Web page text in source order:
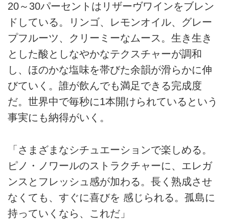
20～30パーセントはリザーヴワインをブレン
ドしている。リンゴ、レモンオイル、グレー
プフルーツ、クリーミーなムース。生き生き
とした酸としなやかなテクスチャーが調和
し、ほのかな塩味を帯びた余韻が滑らかに伸
びていく。誰が飲んでも満足できる完成度
だ。世界中で毎秒に1本開けられているという
事実にも納得がいく。
「さまざまなシチュエーションで楽しめる。
ピノ・ノワールのストラクチャーに、エレガ
ンスとフレッシュ感が加わる。長く熟成させ
なくても、すぐに喜びを 感じられる。孤島に
持っていくなら、これだ」